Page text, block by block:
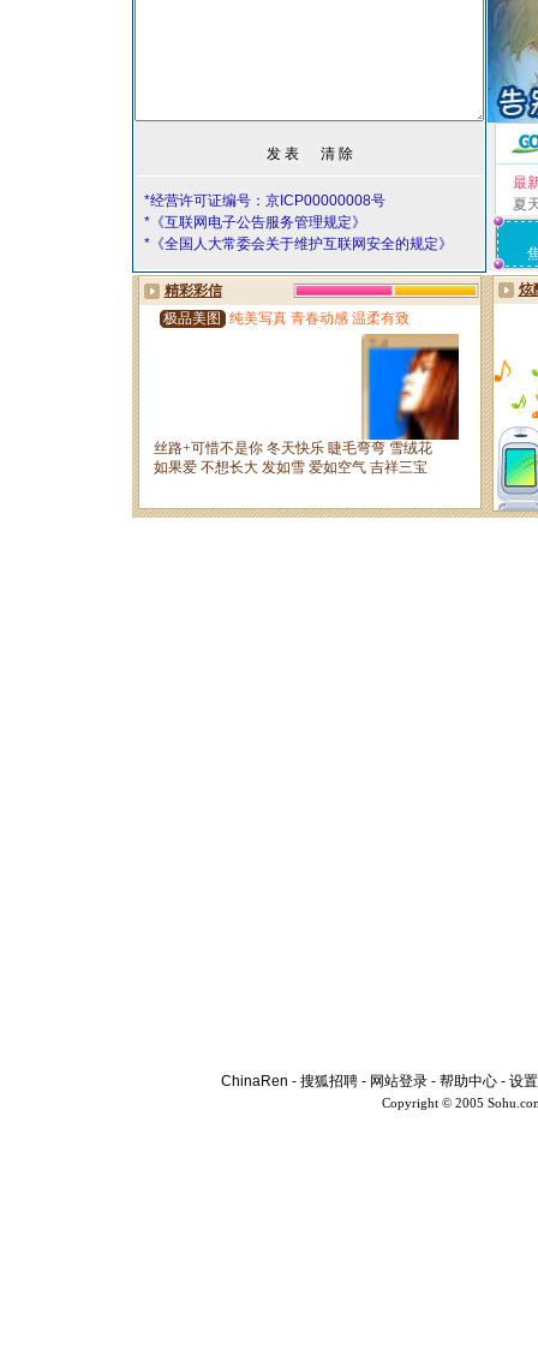
*经营许可证编号：京ICP00000008号
*《互联网电子公告服务管理规定》
*《全国人大常委会关于维护互联网安全的规定》
最
夏
ChinaRen - 搜狐招聘 - 网站登录 - 帮助中心 - 设
Copyright © 2005